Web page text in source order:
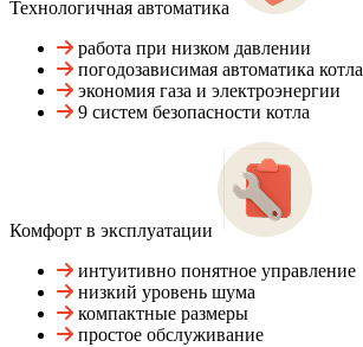
Технологичная автоматика
работа при низком давлении
погодозависимая автоматика котла
экономия газа и электроэнергии
9 систем безопасности котла
Комфорт в эксплуатации
интуитивно понятное управление
низкий уровень шума
компактные размеры
простое обслуживание